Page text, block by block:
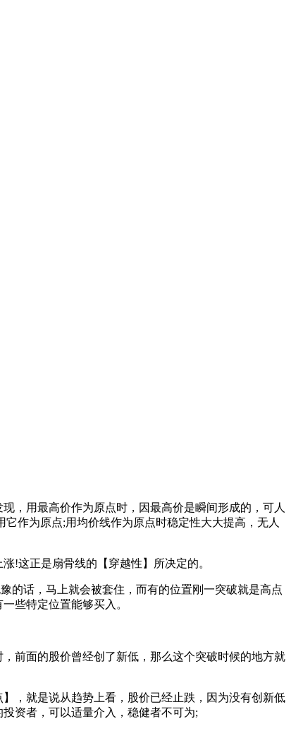
用最高价作为原点时，因最高价是瞬间形成的，可人
作为原点;用均价线作为原点时稳定性大大提高，无人
!这正是扇骨线的【穿越性】所决定的。
话，马上就会被套住，而有的位置刚一突破就是高点
些特定位置能够买入。
前面的股价曾经创了新低，那么这个突破时候的地方就
，就是说从趋势上看，股价已经止跌，因为没有创新低
资者，可以适量介入，稳健者不可为;